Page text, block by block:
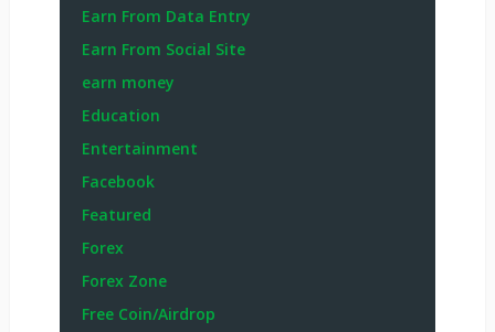
Earn From Data Entry
Earn From Social Site
earn money
Education
Entertainment
Facebook
Featured
Forex
Forex Zone
Free Coin/Airdrop